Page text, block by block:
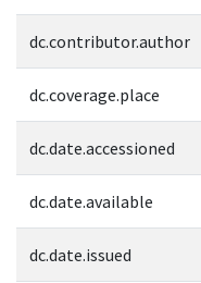
dc.contributor.author
dc.coverage.place
dc.date.accessioned
dc.date.available
dc.date.issued